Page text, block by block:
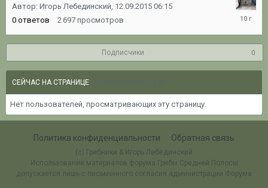
Автор: Игорь Лебединский, 12.09.2015 06:15
0 ответов 2 697 просмотров
Подписчики 0
СЕЙЧАС НА СТРАНИЦЕ 0 ПОЛЬЗОВАТЕЛЕЙ
Нет пользователей, просматривающих эту страницу.
Политика конфиденциальности Обратная связь
(c) Грибники & Игорь Лебединский
Использование материалов форума Грибы Средней Полосы
допускается лишь с письменного согласия администрации Форума